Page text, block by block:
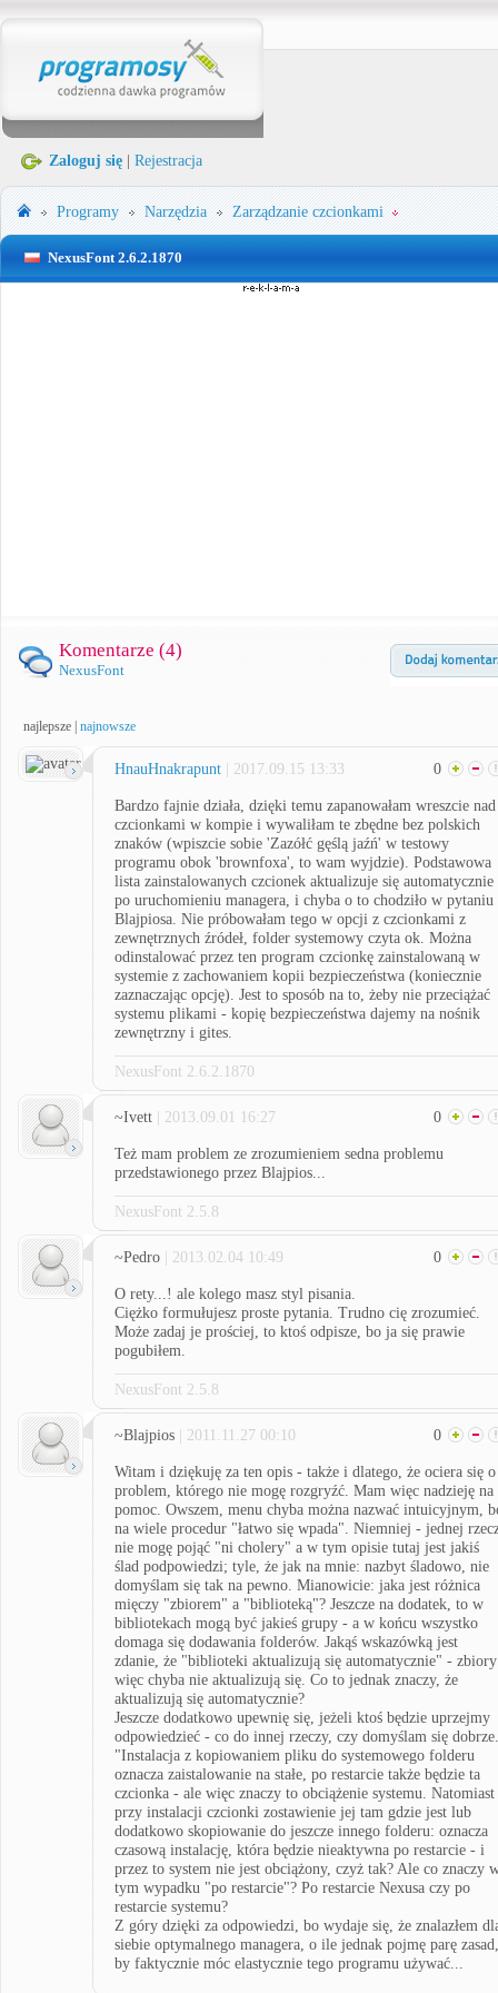
Zaloguj się Rejestracja
Programy Narzędzia Zarządzanie czcionkami
NexusFont 2.6.2.1870
Komentarze (4)
NexusFont
najlepsze najnowsze
HnauHnakrapunt | 2017.09.15 13:33 0
Bardzo fajnie działa, dzięki temu zapanowałam wreszcie nad
czcionkami w kompie i wywaliłam te zbędne bez polskich
znaków (wpiszcie sobie 'Zazółć gęślą jaźń' w testowy
programu obok 'brownfoxa', to wam wyjdzie). Podstawowa
lista zainstalowanych czcionek aktualizuje się automatycznie
po uruchomieniu managera, i chyba o to chodziło w pytaniu
Blajpiosa. Nie próbowałam tego w opcji z czcionkami z
zewnętrznych źródeł, folder systemowy czyta ok. Można
odinstalować przez ten program czcionkę zainstalowaną w
systemie z zachowaniem kopii bezpieczeństwa (koniecznie
zaznaczając opcję). Jest to sposób na to, żeby nie przeciążać
systemu plikami - kopię bezpieczeństwa dajemy na nośnik
zewnętrzny i gites.
NexusFont 2.6.2.1870
~Ivett | 2013.09.01 16:27 0
Też mam problem ze zrozumieniem sedna problemu
przedstawionego przez Blajpios...
NexusFont 2.5.8
~Pedro | 2013.02.04 10:49 0
O rety...! ale kolego masz styl pisania.
Ciężko formułujesz proste pytania. Trudno cię zrozumieć.
Może zadaj je prościej, to ktoś odpisze, bo ja się prawie
pogubiłem.
NexusFont 2.5.8
~Blajpios | 2011.11.27 00:10 0
Witam i dziękuję za ten opis - także i dlatego, że ociera się o
problem, którego nie mogę rozgryźć. Mam więc nadzieję na
pomoc. Owszem, menu chyba można nazwać intuicyjnym,
na wiele procedur "łatwo się wpada". Niemniej - jednej
nie mogę pojąć "ni cholery" a w tym opisie tutaj jest jakiś
ślad podpowiedzi; tyle, że jak na mnie: nazbyt śladowo, nie
domyślam się tak na pewno. Mianowicie: jaka jest różnica
mięczy "zbiorem" a "biblioteką"? Jeszcze na dodatek, to w
bibliotekach mogą być jakieś grupy - a w końcu wszystko
domaga się dodawania folderów. Jakąś wskazówką jest
zdanie, że "biblioteki aktualizują się automatycznie" - zbiory
więc chyba nie aktualizują się. Co to jednak znaczy, że
aktualizują się automatycznie?
Jeszcze dodatkowo upewnię się, jeżeli ktoś będzie uprzejmy
odpowiedzieć - co do innej rzeczy, czy domyślam się dobrze.
"Instalacja z kopiowaniem pliku do systemowego folderu
oznacza zaistalowanie na stałe, po restarcie także będzie ta
czcionka - ale więc znaczy to obciążenie systemu. Natomiast
przy instalacji czcionki zostawienie jej tam gdzie jest lub
dodatkowo skopiowanie do jeszcze innego folderu: oznacza
czasową instalację, która będzie nieaktywna po restarcie - i
przez to system nie jest obciążony, czyż tak? Ale co znaczy
tym wypadku "po restarcie"? Po restarcie Nexusa czy po
restarcie systemu?
Z góry dzięki za odpowiedzi, bo wydaje się, że znalazłem
siebie optymalnego managera, o ile jednak pojmę parę zasad,
by faktycznie móc elastycznie tego programu używać...